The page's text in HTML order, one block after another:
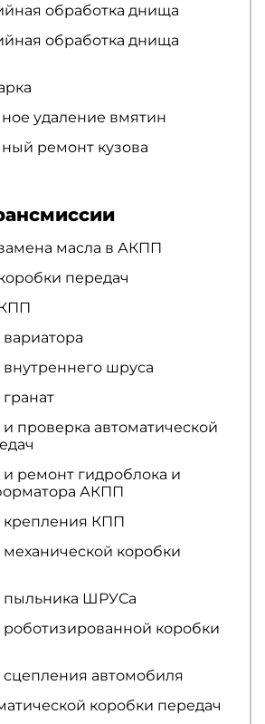
обработка днища
обработка днища
удаление вмятин
ремонт кузова
масла в АКПП
передач
внутреннего шруса
проверка автоматической
и ремонт гидроблока и
АКПП
крепления КПП
механической коробки
пыльника ШРУСа
роботизированной коробки
сцепления автомобиля
коробки передач